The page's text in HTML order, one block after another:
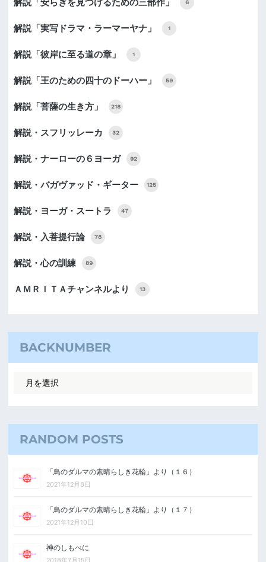
解説「安らぎを見つけるための三部作」 6
解説「実写ドラマ・ラーマーヤナ」 1
解説「彼岸に至る道の章」 1
解説「王のための四十のドーハー」 59
解説「菩薩の生き方」 218
解説・スフリッレーカ 32
解説・ナーローの６ヨーガ 92
解説・バガヴァッド・ギーター 125
解説・ヨーガ・スートラ 47
解説・入菩提行論 78
解説・心の訓練 89
ＡＭＲＩＴＡチャンネルより 13
BACKNUMBER
RANDOM POSTS
「鳥のダルマの素晴らしき花輪」より（１６）
2021年12月8日
「鳥のダルマの素晴らしき花輪」より（１７）
2021年12月10日
神のしもべに
2018年7月15日